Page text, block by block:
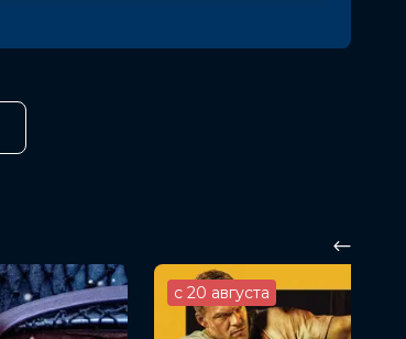
с 20 августа